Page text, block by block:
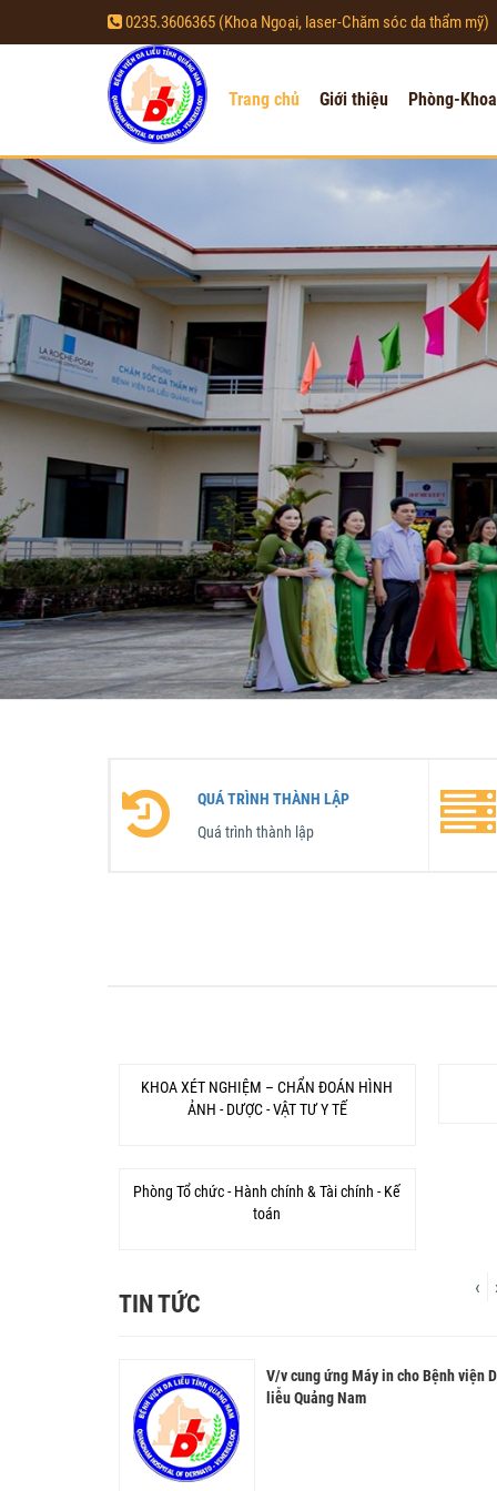
0235.3606365 (Khoa Ngoại, laser-Chăm sóc da thẩm mỹ)
Trang chủ Giới thiệu Phòng-Khoa
QUÁ TRÌNH THÀNH LẬP
Quá trình thành lập
KHOA XÉT NGHIỆM – CHẨN ĐOÁN HÌNH
ẢNH - DƯỢC - VẬT TƯ Y TẾ
Phòng Tổ chức - Hành chính & Tài chính - Kế
toán
TIN TỨC
V/v cung ứng Máy in cho Bệnh viện
liễu Quảng Nam
‹
Sinh hoạt khoa học và triển khai
thuật mới trong chuyên ngành da
Nám da (Melasma)